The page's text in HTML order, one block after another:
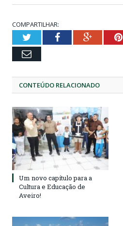
COMPARTILHAR:
TwitterFacebookGoogle+
Email
CONTEÚDO RELACIONADO
Um novo capítulo para a
Cultura e Educação de
Aveiro!